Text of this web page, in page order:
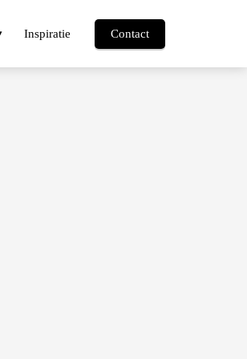
Inspiratie Contact